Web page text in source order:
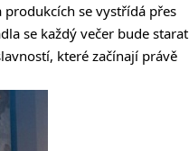
se vystřídá přes
se každý večer bude starat
které začínají právě